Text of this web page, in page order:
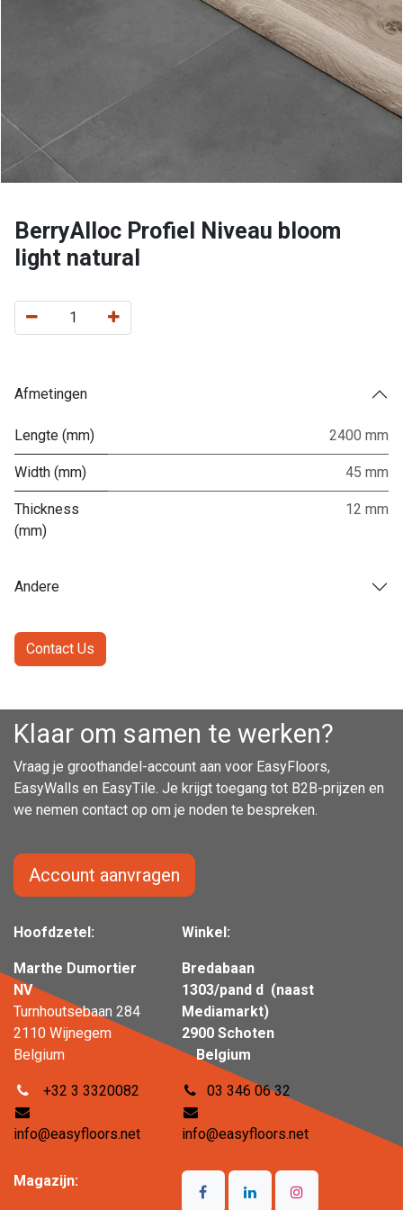
BerryAlloc Profiel Niveau bloom
light natural
Afmetingen
Lengte (mm) 2400 mm
Width (mm) 45 mm
Thickness
(mm)
12 mm
Andere
Contact Us
Klaar om samen te werken?
Vraag je groothandel-account aan voor EasyFloors,
EasyWalls en EasyTile. Je krijgt toegang tot B2B-prijzen en
we nemen contact op om je noden te bespreken.
Hoofdzetel:
Marthe Dumortier
NV
Turnhoutsebaan 284
2110 Wijnegem
Belgium
+32 3 3320082
info@easyfloors.net
Winkel:
Bredabaan
1303/pand d (naast
Mediamarkt)
2900 Schoten
Belgium
03 346 06 32
info@easyfloors.net
Magazijn:
Account aanvragen